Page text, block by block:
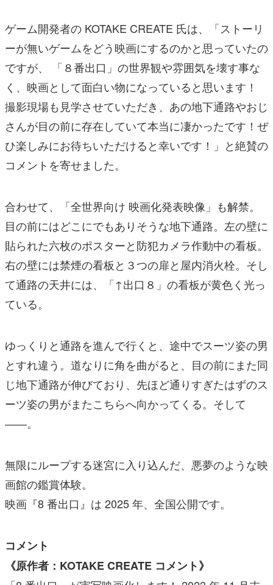
ゲーム開発者の KOTAKE CREATE 氏は、「ストーリ
ーが無いゲームをどう映画にするのかと思っていたの
ですが、 「８番出口」の世界観や雰囲気を壊す事な
く、映画として面白い物になっていると思います！
撮影現場も見学させていただき、あの地下通路やおじ
さんが目の前に存在していて本当に凄かったです！ぜ
ひ楽しみにお待ちいただけると幸いです！」と絶賛の
コメントを寄せました。
合わせて、「全世界向け 映画化発表映像」も解禁。
目の前にはどこにでもありそうな地下通路。左の壁に
貼られた六枚のポスターと防犯カメラ作動中の看板。
右の壁には禁煙の看板と３つの扉と屋内消火栓。そし
て通路の天井には、「↑出口８」の看板が黄色く光っ
ている。
ゆっくりと通路を進んで行くと、途中でスーツ姿の男
とすれ違う。道なりに角を曲がると、目の前にまた同
じ地下通路が伸びており、先ほど通りすぎたはずのス
ーツ姿の男がまたこちらへ向かってくる。そして
――。
無限にループする迷宮に入り込んだ、悪夢のような映
画館の鑑賞体験。
映画『8 番出口』は 2025 年、全国公開です。
コメント
《原作者：KOTAKE CREATE コメント》